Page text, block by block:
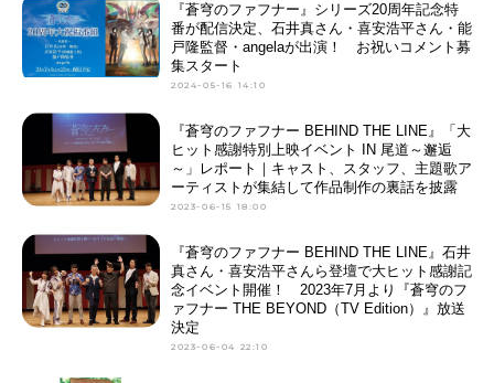
『蒼穹のファフナー』シリーズ20周年記念特
番が配信決定、石井真さん・喜安浩平さん・能
戸隆監督・angelaが出演！ お祝いコメント募
集スタート
2024-05-16 14:10
『蒼穹のファフナー BEHIND THE LINE』「大
ヒット感謝特別上映イベント IN 尾道～邂逅
～」レポート｜キャスト、スタッフ、主題歌ア
ーティストが集結して作品制作の裏話を披露
2023-06-15 18:00
『蒼穹のファフナー BEHIND THE LINE』石井
真さん・喜安浩平さんら登壇で大ヒット感謝記
念イベント開催！ 2023年7月より『蒼穹のフ
ァフナー THE BEYOND（TV Edition）』放送
決定
2023-06-04 22:10